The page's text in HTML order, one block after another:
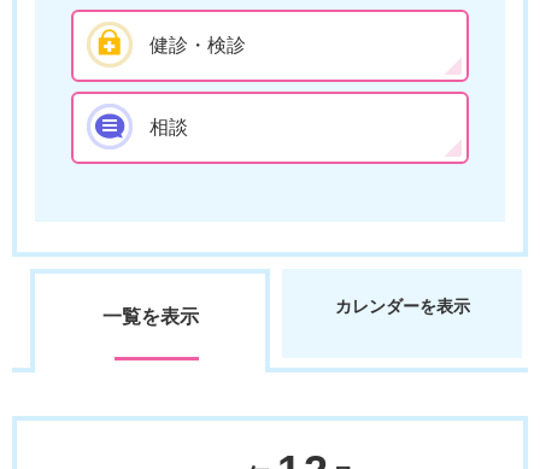
健診・検診
相談
一覧を表示 カレンダーを表示